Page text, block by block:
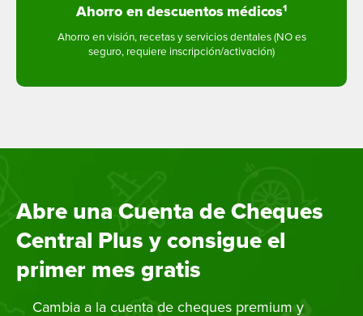
Ahorro en descuentos médicos1
Ahorro en visión, recetas y servicios dentales (NO es
seguro, requiere inscripción/activación)
Abre una Cuenta de Cheques
Central Plus y consigue el
primer mes gratis
Cambia a la cuenta de cheques premium y